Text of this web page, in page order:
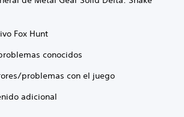
Fox Hunt
conocidos
problemas con el juego
adicional